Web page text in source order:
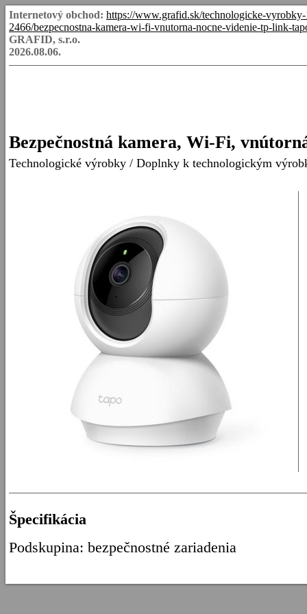
Internetový obchod: https://www.grafid.sk/technologicke-
2466/bezpecnostna-kamera-wi-fi-vnutorna-nocne-videnie-tp-link-
GRAFID, s.r.o.
2026.08.06.
Bezpečnostná kamera, Wi-Fi,
Technologické výrobky / Doplnky k technologickým
Špecifikácia
Podskupina: bezpečnostné zariadenia